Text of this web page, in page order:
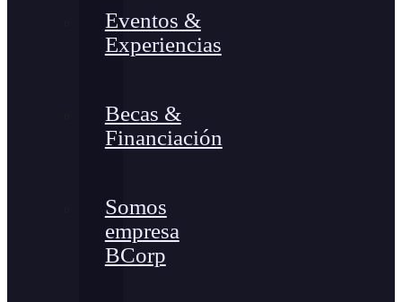
Eventos &
Experiencias
Becas &
Financiación
Somos
empresa
BCorp